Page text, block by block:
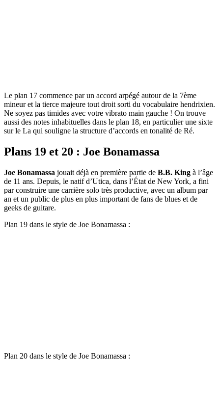
Le plan 17 commence par un accord arpégé autour de la 7ème
mineur et la tierce majeure tout droit sorti du vocabulaire hendrixien.
Ne soyez pas timides avec votre vibrato main gauche ! On trouve
aussi des notes inhabituelles dans le plan 18, en particulier une sixte
sur le La qui souligne la structure d’accords en tonalité de Ré.
Plans 19 et 20 : Joe Bonamassa
Joe Bonamassa jouait déjà en première partie de B.B. King à l’âge
de 11 ans. Depuis, le natif d’Utica, dans l’État de New York, a fini
par construire une carrière solo très productive, avec un album par
an et un public de plus en plus important de fans de blues et de
geeks de guitare.
Plan 19 dans le style de Joe Bonamassa :
Plan 20 dans le style de Joe Bonamassa :